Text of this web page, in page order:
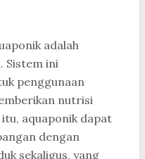
adalah
Sistem ini
penggunaan
nutrisi
aquaponik dapat
dengan
sekaligus, yang